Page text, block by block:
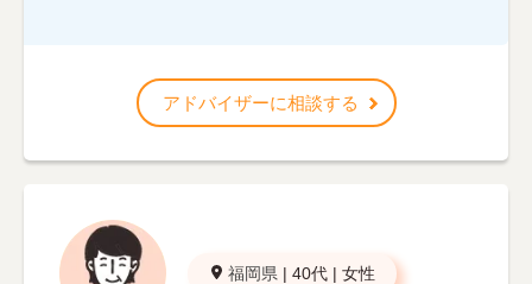
アドバイザーに相談する
福岡県 | 40代 | 女性